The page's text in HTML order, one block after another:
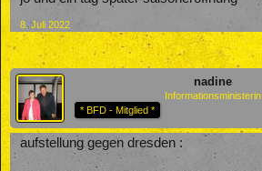
8. Juli 2022
nadine
Informationsministerin
* BFD - Mitglied *
aufstellung gegen dresden :